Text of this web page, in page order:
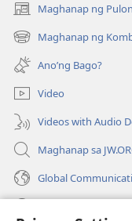
Maghanap ng
(may
bubukas
na
bagong
window)
Maghanap ng
(may
bubukas
na
bagong
window)
Ano’ng Bago?
Video
Videos with Audio
Maghanap sa
Global